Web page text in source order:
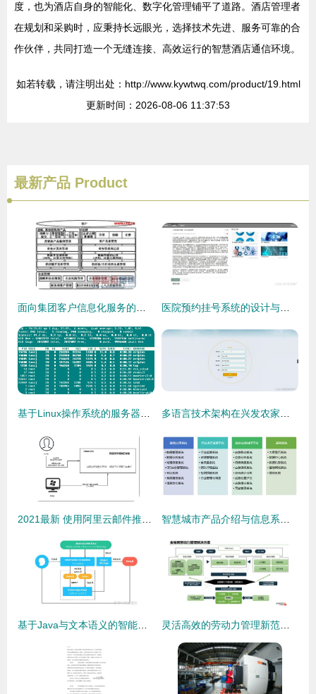
度，也为酒店自身的智能化、数字化管理铺平了道路。酒店管理者
在规划和采购时，应秉持长远眼光，选择技术先进、服务可靠的合
作伙伴，共同打造一个无缝连接、高效运行的智慧酒店通信环境。
如若转载，请注明出处：http://www.kywtwq.com/product/19.html
更新时间：2026-08-06 11:37:53
最新产品 Product